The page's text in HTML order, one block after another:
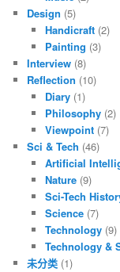
Design (5)
Handicraft(2)
Painting (3)
Interview (8)
Reflection (10)
Diary(1)
Philosophy(2)
Viewpoint(7)
Sci & Tech (46)
Artificial
Nature(9)
Sci-Tech
Science(7)
Technology(9)
Technology &
未分类 (1)